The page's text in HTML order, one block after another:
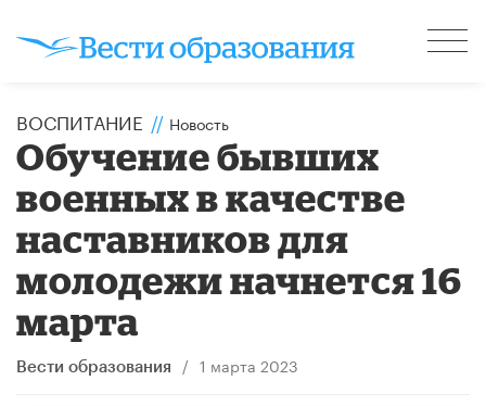
ВОСПИТАНИЕ // Новость
Обучение бывших
военных в качестве
наставников для
молодежи начнется 16
марта
Вести образования / 1 марта 2023